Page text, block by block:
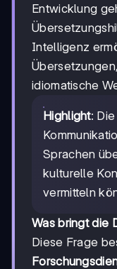
Entwicklung
Intelligenz
idiomatische
Highlight:
Sprachen
kulturelle
vermitteln
Was bringt die
Diese Frage